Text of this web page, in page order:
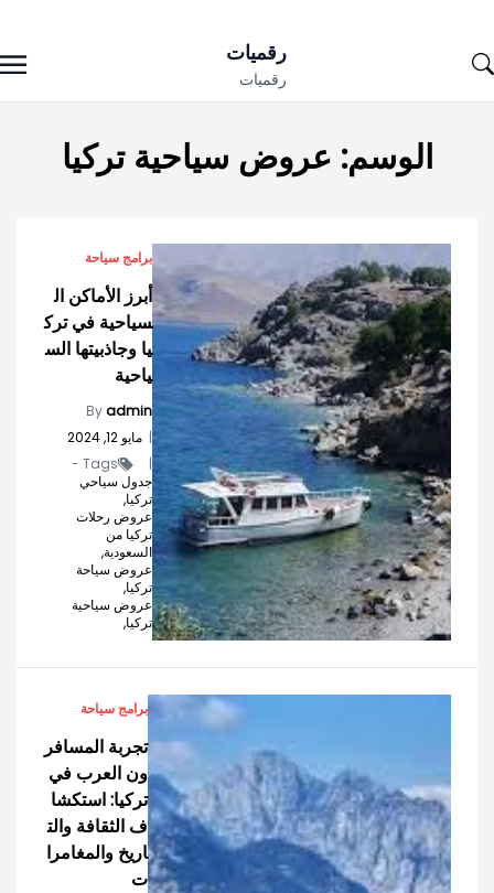
to
رقميات
رقميات
الوسم: عروض سياحية تركيا
برامج سياحة
أبرز الأماكن ال
سياحية في ترك
يا وجاذبيتها الس
ياحية
Byadmin
| مايو 12, 2024
|
Tags -
جدول سياحي
تركيا,
عروض رحلات
تركيا من
السعودية,
عروض سياحة
تركيا,
عروض سياحية
تركيا,
برامج سياحة
تجربة المسافر
ون العرب في
تركيا: استكشا
ف الثقافة والت
اريخ والمغامرا
ت